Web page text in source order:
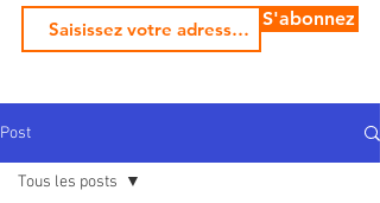
S'abonnez
Post
Tous les posts